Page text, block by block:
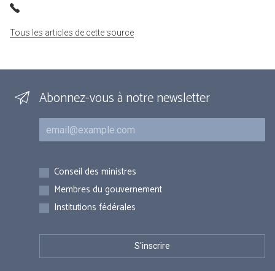
Tous les articles de cette source
Abonnez-vous à notre newsletter
Courriel
Inscriptions
Conseil des ministres
Membres du gouvernement
Institutions fédérales